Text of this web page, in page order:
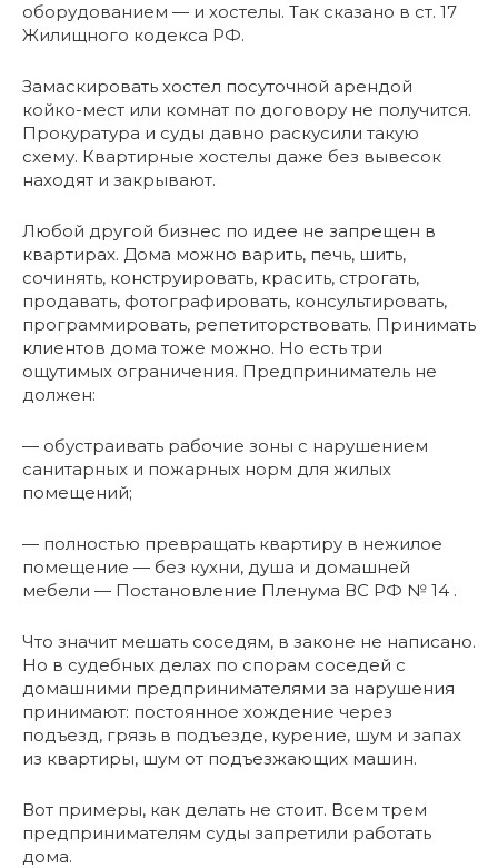
оборудованием — и хостелы. Так сказано в ст. 17
Жилищного кодекса РФ.
Замаскировать хостел посуточной арендой
койко-мест или комнат по договору не получится.
Прокуратура и суды давно раскусили такую
схему. Квартирные хостелы даже без вывесок
находят и закрывают.
Любой другой бизнес по идее не запрещен в
квартирах. Дома можно варить, печь, шить,
сочинять, конструировать, красить, строгать,
продавать, фотографировать, консультировать,
программировать, репетиторствовать. Принимать
клиентов дома тоже можно. Но есть три
ощутимых ограничения. Предприниматель не
должен:
— обустраивать рабочие зоны с нарушением
санитарных и пожарных норм для жилых
помещений;
— полностью превращать квартиру в нежилое
помещение — без кухни, душа и домашней
мебели — Постановление Пленума ВС РФ № 14 .
Что значит мешать соседям, в законе не написано.
Но в судебных делах по спорам соседей с
домашними предпринимателями за нарушения
принимают: постоянное хождение через
подъезд, грязь в подъезде, курение, шум и запах
из квартиры, шум от подъезжающих машин.
Вот примеры, как делать не стоит. Всем трем
предпринимателям суды запретили работать
дома.